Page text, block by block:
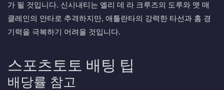
가 될 것입니다. 신시내티는 엘리 데 라 크루즈의 도루와 맷 매
클레인의 안타로 추격하지만, 애틀란타의 강력한 타선과 홈 경
기력을 극복하기 어려울 것입니다.
스포츠토토 배팅 팁
배당률 참고